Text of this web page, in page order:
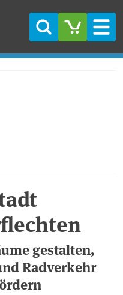
Suche
gestalten,
Radverkehr